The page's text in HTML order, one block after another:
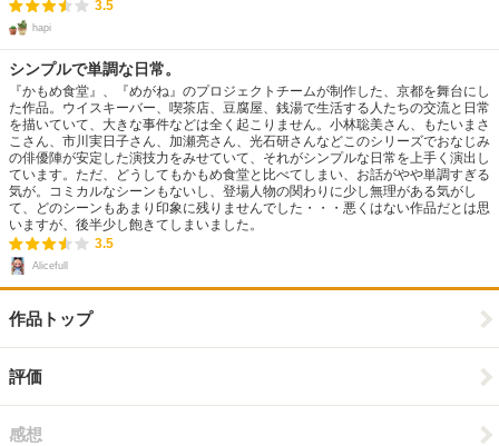
3.5
hapi
シンプルで単調な日常。
『かもめ食堂』、『めがね』のプロジェクトチームが制作した、京都を舞台にし
た作品。ウイスキーバー、喫茶店、豆腐屋、銭湯で生活する人たちの交流と日常
を描いていて、大きな事件などは全く起こりません。小林聡美さん、もたいまさ
こさん、市川実日子さん、加瀬亮さん、光石研さんなどこのシリーズでおなじみ
の俳優陣が安定した演技力をみせていて、それがシンプルな日常を上手く演出し
ています。ただ、どうしてもかもめ食堂と比べてしまい、お話がやや単調すぎる
気が。コミカルなシーンもないし、登場人物の関わりに少し無理がある気がし
て、どのシーンもあまり印象に残りませんでした・・・悪くはない作品だとは思
いますが、後半少し飽きてしまいました。
3.5
Alicefull
作品トップ
評価
感想